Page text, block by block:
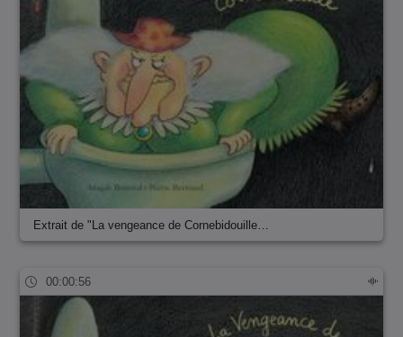
Extrait de "La vengeance de Cornebidouille…
00:00:56